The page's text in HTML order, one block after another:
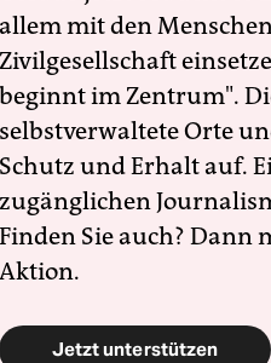
allem mit den
Zivilgesellschaft
beginnt im Zentrum".
selbstverwaltete Orte
Schutz und Erhalt auf.
zugänglichen
Finden Sie auch? Dann
Aktion.
Jetzt unterstützen